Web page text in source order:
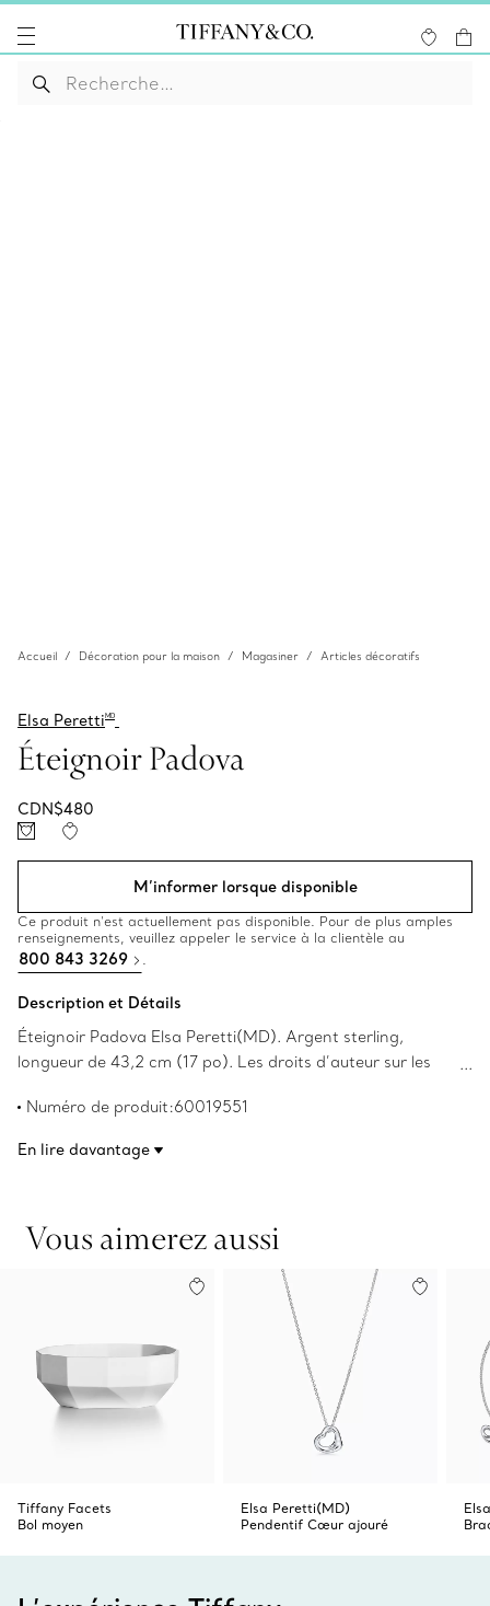
Accueil Décoration pour la maison Magasiner Articles décoratifs
Elsa PerettiMD
Éteignoir Padova
CDN$480
M’informer lorsque disponible
Ce produit n’est actuellement pas disponible. Pour de plus amples
renseignements, veuillez appeler le service à la clientèle au
800 843 3269 .
Description et Détails
Éteignoir Padova Elsa Peretti(MD). Argent sterling,
longueur de 43,2 cm (17 po). Les droits d’auteur sur les
Numéro de produit:60019551
En lire davantage
Vous aimerez aussi
Tiffany Facets
Bol moyen
Elsa Peretti(MD)
Pendentif Cœur ajouré